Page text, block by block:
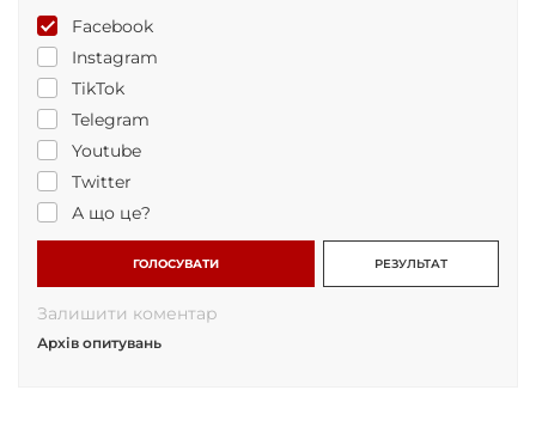
Facebook
Instagram
TikTok
Telegram
Youtube
Twitter
А що це?
ГОЛОСУВАТИ РЕЗУЛЬТАТ
Залишити коментар
Архів опитувань